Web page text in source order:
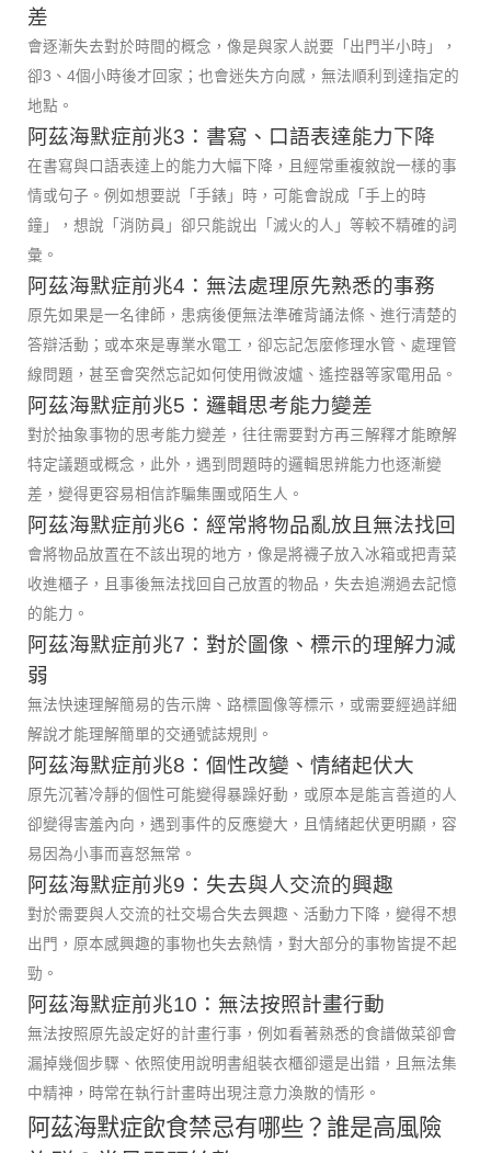
差
會逐漸失去對於時間的概念，像是與家人説要「出門半小時」，
卻3、4個小時後才回家；也會迷失方向感，無法順利到達指定的
地點。
阿茲海默症前兆3：書寫、口語表達能力下降
在書寫與口語表達上的能力大幅下降，且經常重複敘說一樣的事
情或句子。例如想要説「手錶」時，可能會說成「手上的時
鐘」，想說「消防員」卻只能說出「滅火的人」等較不精確的詞
彙。
阿茲海默症前兆4：無法處理原先熟悉的事務
原先如果是一名律師，患病後便無法準確背誦法條、進行清楚的
答辯活動；或本來是專業水電工，卻忘記怎麼修理水管、處理管
線問題，甚至會突然忘記如何使用微波爐、遙控器等家電用品。
阿茲海默症前兆5：邏輯思考能力變差
對於抽象事物的思考能力變差，往往需要對方再三解釋才能瞭解
特定議題或概念，此外，遇到問題時的邏輯思辨能力也逐漸變
差，變得更容易相信詐騙集團或陌生人。
阿茲海默症前兆6：經常將物品亂放且無法找回
會將物品放置在不該出現的地方，像是將襪子放入冰箱或把青菜
收進櫃子，且事後無法找回自己放置的物品，失去追溯過去記憶
的能力。
阿茲海默症前兆7：對於圖像、標示的理解力減
弱
無法快速理解簡易的告示牌、路標圖像等標示，或需要經過詳細
解說才能理解簡單的交通號誌規則。
阿茲海默症前兆8：個性改變、情緒起伏大
原先沉著冷靜的個性可能變得暴躁好動，或原本是能言善道的人
卻變得害羞內向，遇到事件的反應變大，且情緒起伏更明顯，容
易因為小事而喜怒無常。
阿茲海默症前兆9：失去與人交流的興趣
對於需要與人交流的社交場合失去興趣、活動力下降，變得不想
出門，原本感興趣的事物也失去熱情，對大部分的事物皆提不起
勁。
阿茲海默症前兆10：無法按照計畫行動
無法按照原先設定好的計畫行事，例如看著熟悉的食譜做菜卻會
漏掉幾個步驟、依照使用說明書組裝衣櫃卻還是出錯，且無法集
中精神，時常在執行計畫時出現注意力渙散的情形。
阿茲海默症飲食禁忌有哪些？誰是高風險